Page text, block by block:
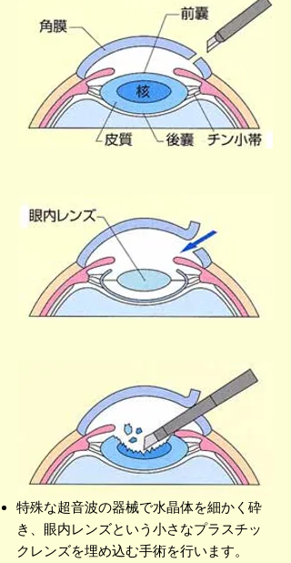
特殊な超音波の器械で水晶体を細かく砕
き、眼内レンズという小さなプラスチッ
クレンズを埋め込む手術を行います。